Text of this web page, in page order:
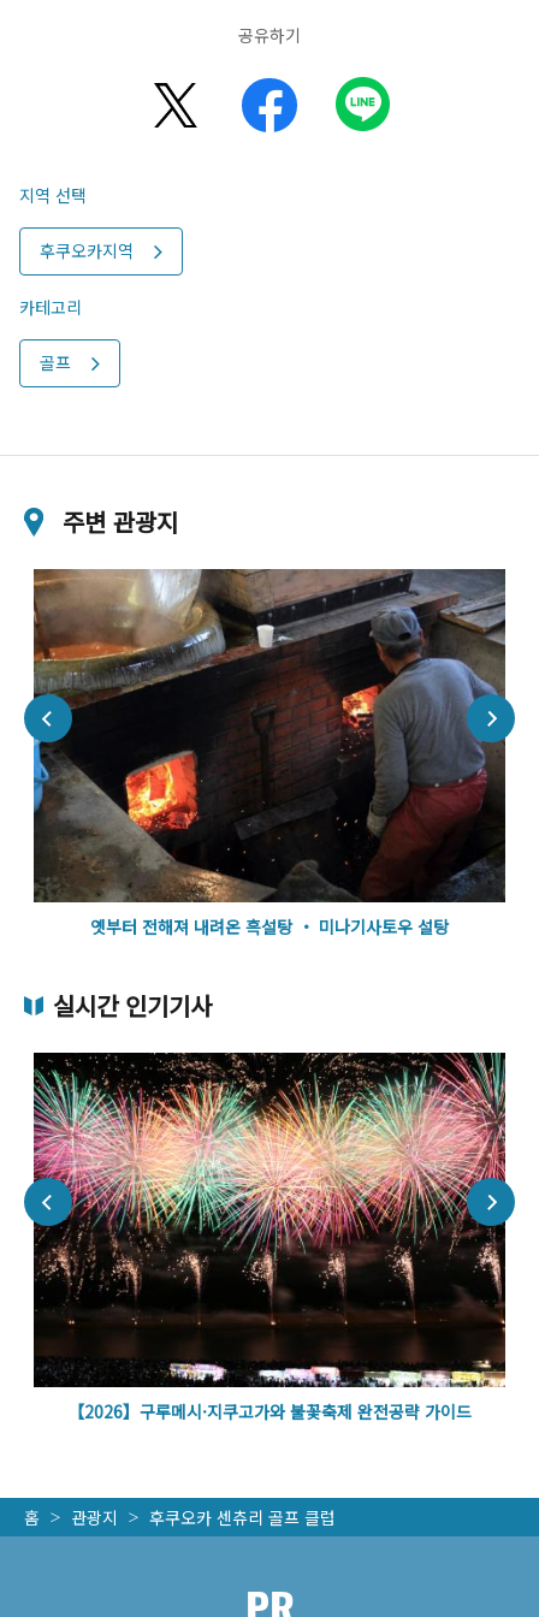
공유하기
지역 선택
후쿠오카지역
카테고리
골프
주변 관광지
옛부터 전해져 내려온 흑설탕 ・ 미나기사토우 설탕
실시간 인기기사
【2026】구루메시·지쿠고가와 불꽃축제 완전공략 가이드
홈 관광지 후쿠오카 센츄리 골프 클럽